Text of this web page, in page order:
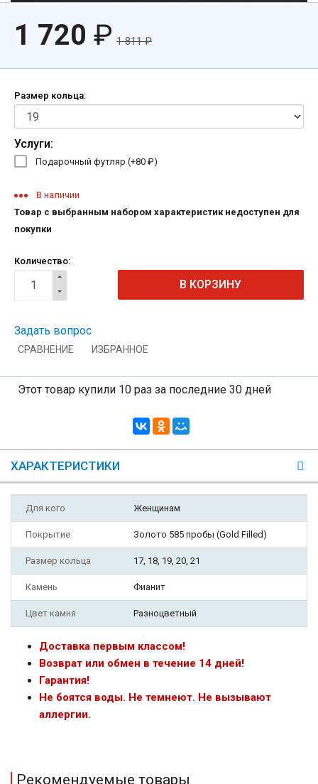
1 720 ₽ 1 811₽
Размер кольца:
Услуги:
Подарочный футляр (+80 ₽)
В наличии
Товар с выбранным набором характеристик недоступен для
покупки
Количество:
Задать вопрос
СРАВНЕНИЕ ИЗБРАННОЕ
Этот товар купили 10 раз за последние 30 дней
ХАРАКТЕРИСТИКИ
Для кого Женщинам
Покрытие Золото 585 пробы (Gold Filled)
Размер кольца 17, 18, 19, 20, 21
Камень Фианит
Цвет камня Разноцветный
Доставка первым классом!
Возврат или обмен в течение 14 дней!
Гарантия!
Не боятся воды. Не темнеют. Не вызывают
аллергии.
Рекомендуемые товары